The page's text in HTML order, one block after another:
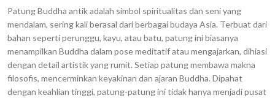
Patung Buddha antik adalah simbol spiritualitas dan seni yang
mendalam, sering kali berasal dari berbagai budaya Asia. Terbuat dari
bahan seperti perunggu, kayu, atau batu, patung ini biasanya
menampilkan Buddha dalam pose meditatif atau mengajarkan, dihiasi
dengan detail artistik yang rumit. Setiap patung membawa makna
filosofis, mencerminkan keyakinan dan ajaran Buddha. Dipahat
dengan keahlian tinggi, patung-patung ini tidak hanya menjadi pusat